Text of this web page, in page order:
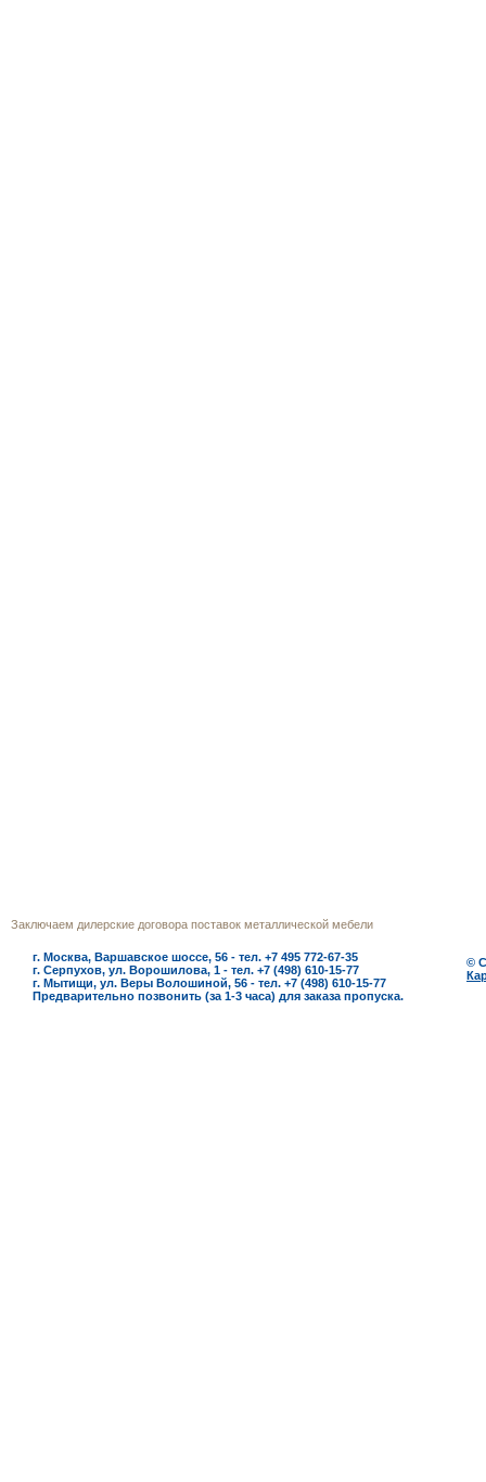
Заключаем дилерские договора поставок металлической мебели
г. Москва, Варшавское шоссе, 56 - тел. +7 495 772-67-35
г. Серпухов, ул. Ворошилова, 1 - тел. +7 (498) 610-15-77
г. Мытищи, ул. Веры Волошиной, 56 - тел. +7 (498) 610-15-77
Предварительно позвонить (за 1-3 часа) для заказа пропуска.
©